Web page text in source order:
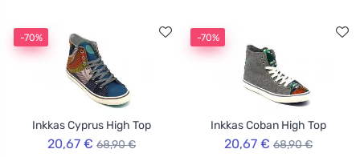
-70%
Inkkas Cyprus High Top
20,67 € 68,90 €
-70%
Inkkas Coban High Top
20,67 € 68,90 €